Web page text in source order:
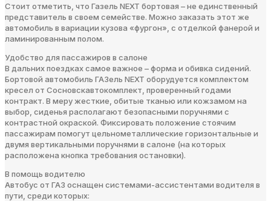
Стоит отметить, что Газель NEXT бортовая – не единственный
представитель в своем семействе. Можно заказать этот же
автомобиль в вариации кузова «фургон», с отделкой фанерой и
ламинированным полом.
Удобство для пассажиров в салоне
В дальних поездках самое важное – форма и обивка сидений.
Бортовой автомобиль ГАЗель NEXT оборудуется комплектом
кресел от Сосновскавтокомплект, проверенный годами
контракт. В меру жесткие, обитые тканью или кожзамом на
выбор, сиденья располагают безопасными поручнями с
контрастной окраской. Фиксировать положение стоячим
пассажирам помогут цельнометаллические горизонтальные и
двумя вертикальными поручнями в салоне (на которых
расположена кнопка требования остановки).
В помощь водителю
Автобус от ГАЗ оснащен системами-ассистентами водителя в
пути, среди которых: